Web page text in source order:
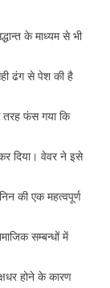
के माध्यम से भी
ढंग से पेश की है
तरह फंस गया कि
कर दिया। वेवर ने इसे
की एक महत्वपूर्ण
सम्बन्धों में
होने के कारण